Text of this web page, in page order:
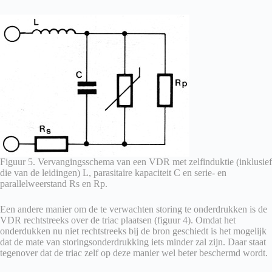
Figuur 5. Vervangingsschema van een VDR met zelfinduktie (inklusief
die van de leidingen) L, parasitaire kapaciteit C en serie- en
parallelweerstand Rs en Rp.
Een andere manier om de te verwachten storing te onderdrukken is de
VDR rechtstreeks over de triac plaatsen (figuur 4). Omdat het
onderdukken nu niet rechtstreeks bij de bron geschiedt is het mogelijk
dat de mate van storingsonderdrukking iets minder zal zijn. Daar staat
tegenover dat de triac zelf op deze manier wel beter beschermd wordt.